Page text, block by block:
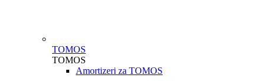
TOMOS
TOMOS
Amortizeri za TOMOS